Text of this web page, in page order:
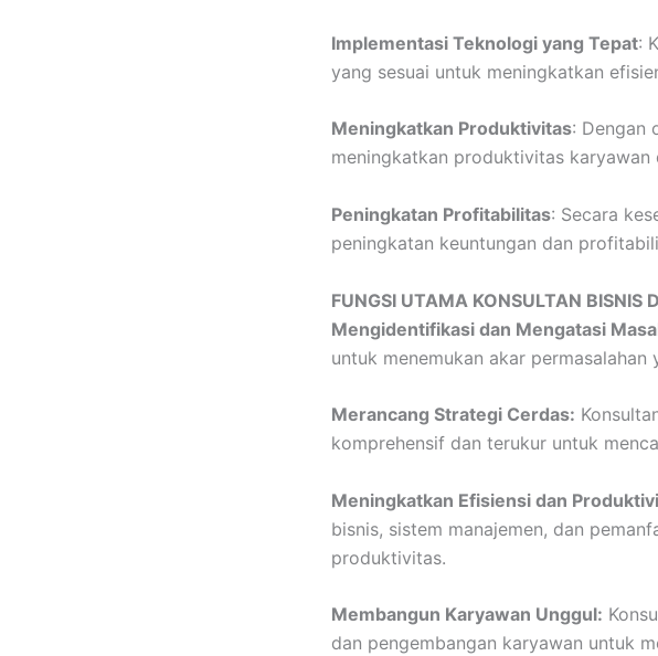
Implementasi Teknologi yang Tepat:
yang sesuai untuk meningkatkan
Meningkatkan Produktivitas: Dengan
meningkatkan produktivitas karyawan
Peningkatan Profitabilitas: Secara
peningkatan keuntungan dan
FUNGSI UTAMA KONSULTAN BISNIS
Mengidentifikasi dan Mengatasi
untuk menemukan akar permasalahan
Merancang Strategi Cerdas:
komprehensif dan terukur untuk
Meningkatkan Efisiensi dan
bisnis, sistem manajemen, dan
produktivitas.
Membangun Karyawan Unggul:
dan pengembangan karyawan untuk